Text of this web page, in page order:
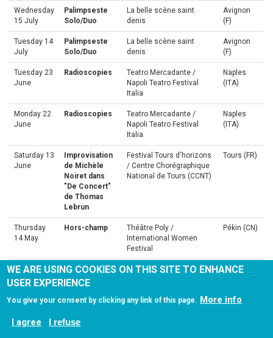
Wednesday
15 July
Palimpseste
Solo/Duo
La belle scène saint
denis
Avignon
(F)
Tuesday 14
July
Palimpseste
Solo/Duo
La belle scène saint
denis
Avignon
(F)
Tuesday 23
June
Radioscopies
Teatro Mercadante /
Napoli Teatro Festival
Italia
Naples
(ITA)
Monday 22
June
Radioscopies
Teatro Mercadante /
Napoli Teatro Festival
Italia
Naples
(ITA)
Saturday 13
June
Improvisation
de Michèle
Noiret dans
"De Concert"
de Thomas
Lebrun
Festival Tours d'horizons
/ Centre Chorégraphique
National de Tours (CCNT)
Tours (FR)
Thursday
14 May
Hors-champ
Théâtre Poly /
International Women
Festival
Pékin (CN)
Wednesday
13 May
Hors-champ
Théâtre Poly /
Pékin (CN)
23 April
Solo
WE ARE USING COOKIES ON THIS SITE TO ENHANCE
USER EXPERIENCE
You give your consent by clicking any link of this page. More info
I agree I refuse